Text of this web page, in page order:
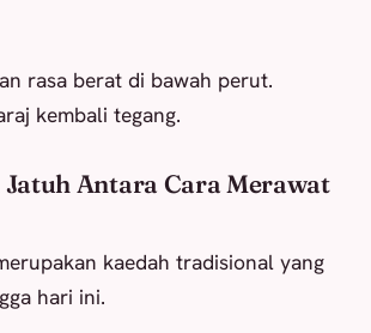
rasa berat di bawah perut.
kembali tegang.
Antara Cara Merawat
kaedah tradisional yang
hari ini.